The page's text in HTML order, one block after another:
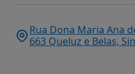
Rua Dona Maria Ana
663 Queluz e Belas,